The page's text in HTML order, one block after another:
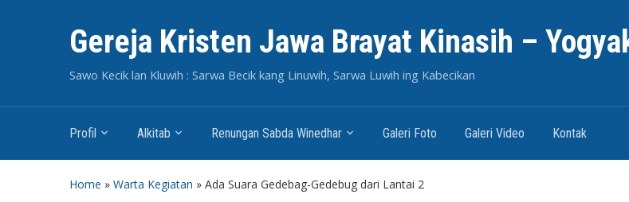
Gereja Kristen Jawa Brayat Kinasih –
Sawo Kecik lan Kluwih : Sarwa Becik kang Linuwih, Sarwa Luwih ing Kabecikan
Profil Alkitab Renungan Sabda Winedhar Galeri Foto Galeri Video Kontak
Home » Warta Kegiatan » Ada Suara Gedebag-Gedebug dari Lantai 2